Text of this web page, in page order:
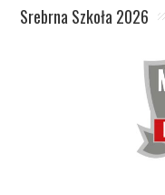
Srebrna Szkoła 2026